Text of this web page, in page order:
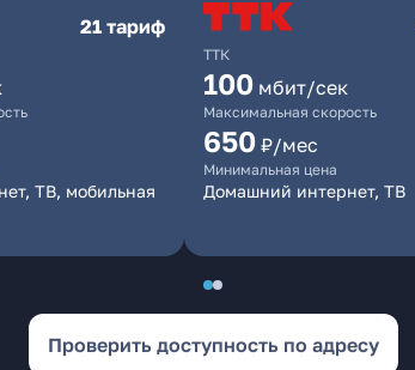
21 тариф
ТВ, мобильная
ТТК
100 мбит/сек
Максимальная скорость
650 ₽/мес
Минимальная цена
Домашний интернет, ТВ
Проверить доступность по адресу